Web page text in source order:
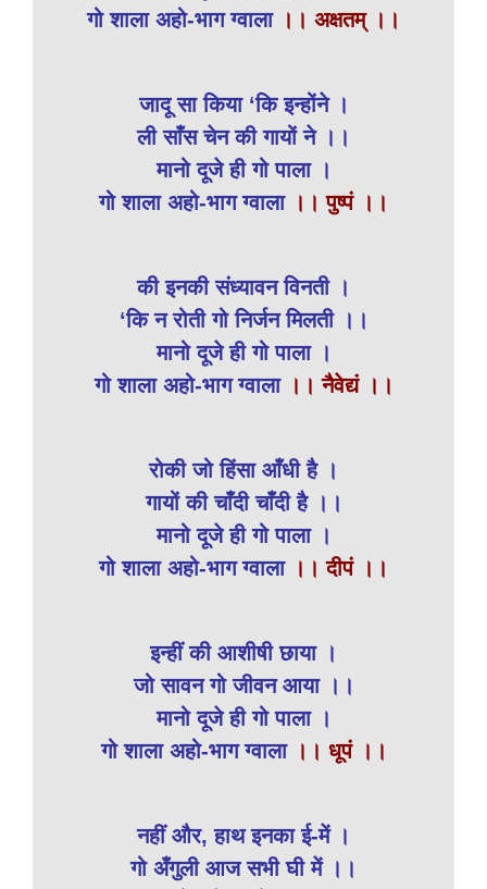
गो शाला अहो-भाग ग्वाला ।। अक्षतम् ।।
जादू सा किया ‘कि इन्होंने ।
ली साँस चेन की गायों ने ।।
मानो दूजे ही गो पाला ।
गो शाला अहो-भाग ग्वाला ।। पुष्पं ।।
की इनकी संध्यावन विनती ।
‘कि न रोती गो निर्जन मिलती ।।
मानो दूजे ही गो पाला ।
गो शाला अहो-भाग ग्वाला ।। नैवेद्यं ।।
रोकी जो हिंसा आँधी है ।
गायों की चाँदी चाँदी है ।।
मानो दूजे ही गो पाला ।
गो शाला अहो-भाग ग्वाला ।। दीपं ।।
इन्हीं की आशीषी छाया ।
जो सावन गो जीवन आया ।।
मानो दूजे ही गो पाला ।
गो शाला अहो-भाग ग्वाला।। धूपं ।।
नहीं और, हाथ इनका ई-में ।
गो अँगुली आज सभी घी में ।।